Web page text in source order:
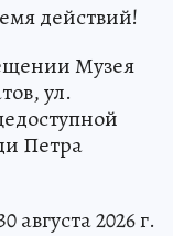
действий!
Музея
ул.
Петра
2026 г.